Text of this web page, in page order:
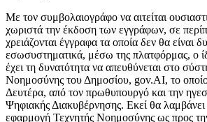
Με τον συμβολαιογράφο να αιτείται
χωριστά την έκδοση των εγγράφων, σε
χρειάζονται έγγραφα τα οποία δεν θα είναι
εσωσυστηματικά, μέσω της πλατφόρμας, ο
έχει τη δυνατότητα να απευθύνεται στο
Νοημοσύνης του Δημοσίου, gov.AI, το οποίο
Δευτέρα, από τον πρωθυπουργό και την
Ψηφιακής Διακυβέρνησης. Εκεί θα
εφαρμογή Τεχνητής Νοημοσύνης ως προς